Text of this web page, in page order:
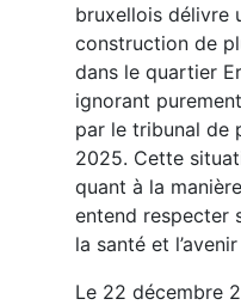
bruxellois délivre
construction de
dans le quartier
ignorant
par le tribunal de
2025. Cette
quant à la
entend respecter
la santé et
Le 22 décembre